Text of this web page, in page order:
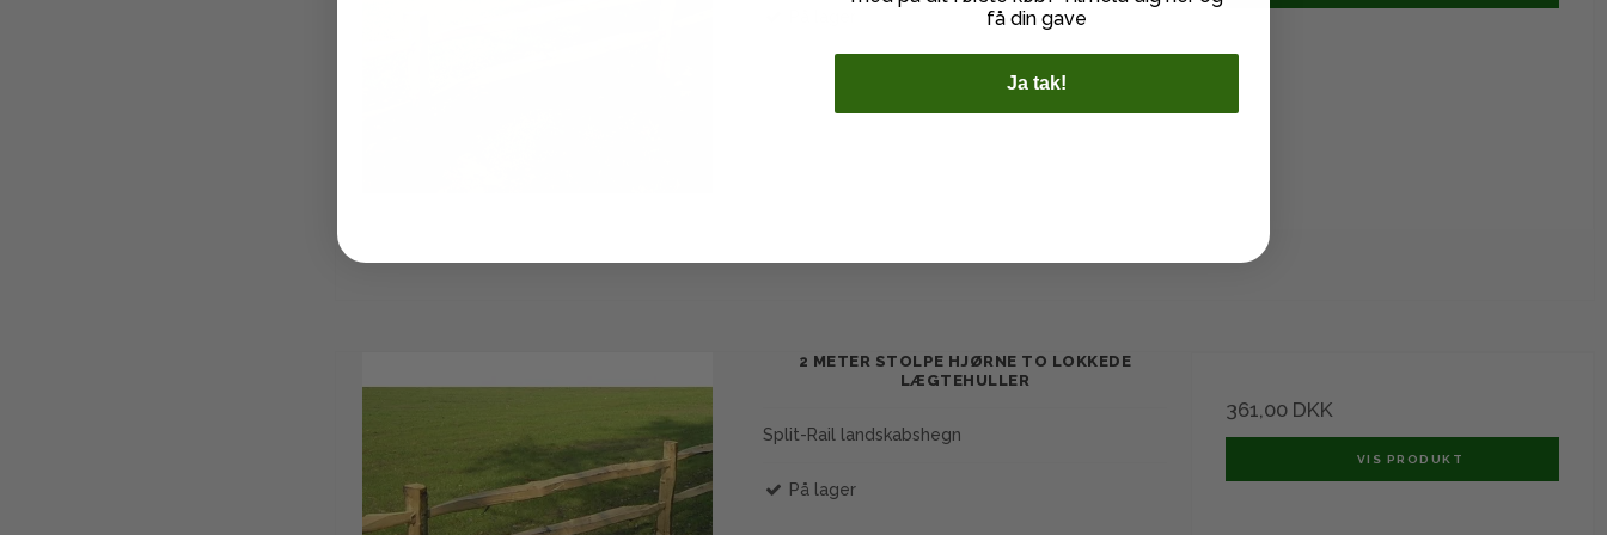
2 METER STOLPE HJØRNE TO LOKKEDE
LÆGTEHULLER
Split-Rail landskabshegn
På lager
361,00 DKK
VIS PRODUKT
få din gave
Ja tak!